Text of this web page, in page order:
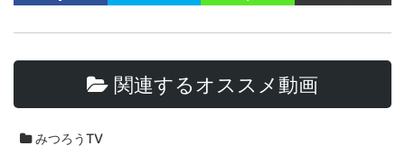
関連するオススメ動画
みつろうTV